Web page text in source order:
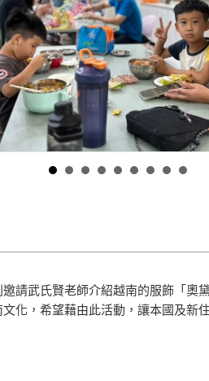
請武氏賢老師介紹越南的服飾「奧
化，希望藉由此活動，讓本國及新